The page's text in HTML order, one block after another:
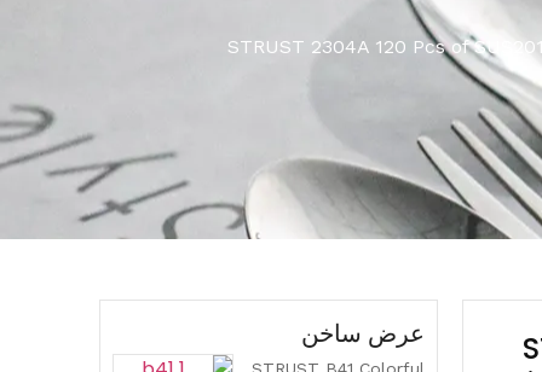
STRUST 2304A 120 Pcs of
عرض ساخن